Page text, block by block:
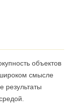
объектов
смысле
результаты